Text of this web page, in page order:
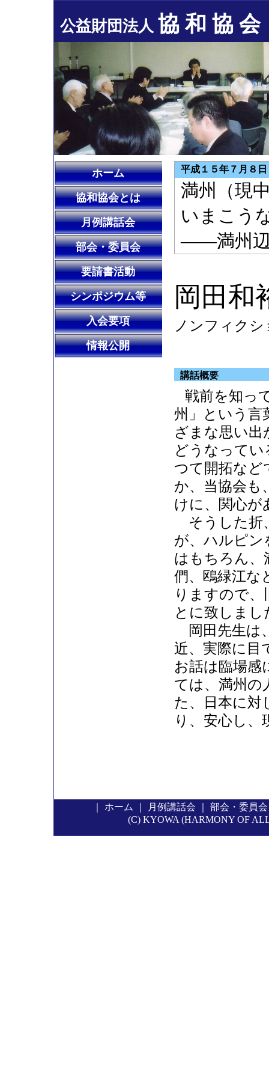
公益財団法人 協 和 協 会
ホーム
協和協会とは
月例講話会
部会・委員会
要請書活動
シンポジウム等
入会要項
情報公開
平成１５年７月８
満州（現
いまこう
――満州
岡田和
ノンフィクシ
講話概要
戦前を知っ
州」という言
ざまな思い
どうなって
つて開拓など
か、当協会も
けに、関心が
そうした折
が、ハルピン
はもちろん、
們、鴎緑江な
りますので
とに致しまし
岡田先生は
近、実際に目
お話は臨場感
ては、満州の
た、日本に対
り、安心し
ホーム 月例講話会 部会・委員会
(C) KYOWA (HARMONY OF